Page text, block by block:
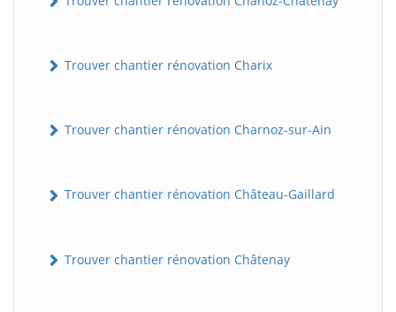
Trouver chantier rénovation Charix
Trouver chantier rénovation Charnoz-sur-Ain
Trouver chantier rénovation Château-Gaillard
Trouver chantier rénovation Châtenay
B BatiWebPro